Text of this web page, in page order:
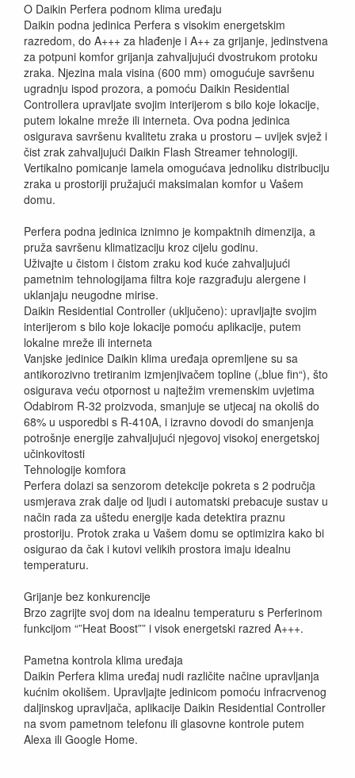
O Daikin Perfera podnom klima uređaju
Daikin podna jedinica Perfera s visokim energetskim
razredom, do A+++ za hlađenje i A++ za grijanje, jedinstvena
za potpuni komfor grijanja zahvaljujući dvostrukom protoku
zraka. Njezina mala visina (600 mm) omogućuje savršenu
ugradnju ispod prozora, a pomoću Daikin Residential
Controllera upravljate svojim interijerom s bilo koje lokacije,
putem lokalne mreže ili interneta. Ova podna jedinica
osigurava savršenu kvalitetu zraka u prostoru – uvijek svjež i
čist zrak zahvaljujući Daikin Flash Streamer tehnologiji.
Vertikalno pomicanje lamela omogućava jednoliku distribuciju
zraka u prostoriji pružajući maksimalan komfor u Vašem
domu.
Perfera podna jedinica iznimno je kompaktnih dimenzija, a
pruža savršenu klimatizaciju kroz cijelu godinu.
Uživajte u čistom i čistom zraku kod kuće zahvaljujući
pametnim tehnologijama filtra koje razgrađuju alergene i
uklanjaju neugodne mirise.
Daikin Residential Controller (uključeno): upravljajte svojim
interijerom s bilo koje lokacije pomoću aplikacije, putem
lokalne mreže ili interneta
Vanjske jedinice Daikin klima uređaja opremljene su sa
antikorozivno tretiranim izmjenjivačem topline („blue fin“), što
osigurava veću otpornost u najtežim vremenskim uvjetima
Odabirom R-32 proizvoda, smanjuje se utjecaj na okoliš do
68% u usporedbi s R-410A, i izravno dovodi do smanjenja
potrošnje energije zahvaljujući njegovoj visokoj energetskoj
učinkovitosti
Tehnologije komfora
Perfera dolazi sa senzorom detekcije pokreta s 2 područja
usmjerava zrak dalje od ljudi i automatski prebacuje sustav u
način rada za uštedu energije kada detektira praznu
prostoriju. Protok zraka u Vašem domu se optimizira kako bi
osigurao da čak i kutovi velikih prostora imaju idealnu
temperaturu.
Grijanje bez konkurencije
Brzo zagrijte svoj dom na idealnu temperaturu s Perferinom
funkcijom “”Heat Boost”” i visok energetski razred A+++.
Pametna kontrola klima uređaja
Daikin Perfera klima uređaj nudi različite načine upravljanja
kućnim okolišem. Upravljajte jedinicom pomoću infracrvenog
daljinskog upravljača, aplikacije Daikin Residential Controller
na svom pametnom telefonu ili glasovne kontrole putem
Alexa ili Google Home.